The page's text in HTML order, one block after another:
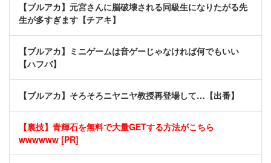
【ブルアカ】元宮さんに脳破壊される同級生になりたがる先
生が多すぎます【チアキ】
【ブルアカ】ミニゲームは音ゲーじゃなければ何でもいい
【ハフバ】
【ブルアカ】そろそろニヤニヤ教授再登場して…【出番】
【裏技】青輝石を無料で大量GETする方法がこちら
wwwwww [PR]